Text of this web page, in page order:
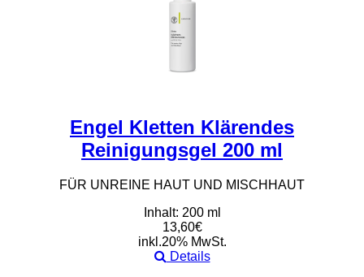
Engel Kletten Klärendes
Reinigungsgel 200 ml
FÜR UNREINE HAUT UND MISCHHAUT
Inhalt: 200 ml
13,60€
inkl.20% MwSt.
Details